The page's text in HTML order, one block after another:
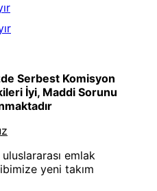
Serbest Komisyon
İyi, Maddi Sorunu
uluslararası emlak
yeni takım